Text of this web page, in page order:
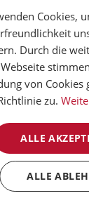
kann. Cookies,
Durch die
von Cookies
zu.
ALLE
ALLE